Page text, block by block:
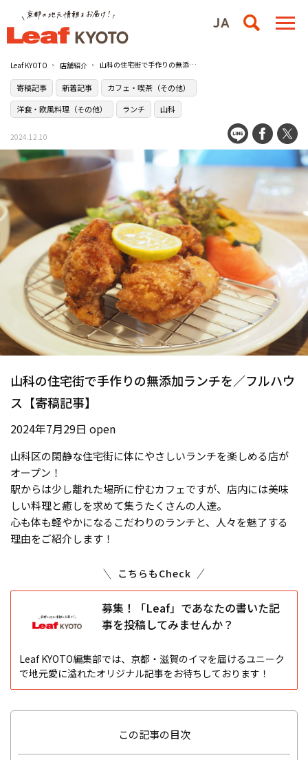
Leaf KYOTO 店舗紹介 山科の住宅街で手作りの無添加ランチを／フルハウス【寄稿記事】
寄稿記事 新着記事
カフェ・喫茶（その他）
洋食・欧風料理（その他）
ランチ 山科
2024.12.10
山科の住宅街で手作りの無添加ランチを／フルハウ
ス【寄稿記事】
2024年7月29日 open
山科区の閑静な住宅街に体にやさしいランチを楽しめる店が
オープン！
駅からは少し離れた場所に佇むカフェですが、店内には美味
しい料理と癒しを求めて集うたくさんの人達。
心も体も軽やかになるこだわりのランチと、人々を魅了する
理由をご紹介します！
こちらもCheck
募集！「Leaf」であなたの書いた記
事を投稿してみませんか？
Leaf KYOTO編集部では、京都・滋賀のイマを届けるユニーク
で地元愛に溢れたオリジナル記事をお待ちしております！
この記事の目次